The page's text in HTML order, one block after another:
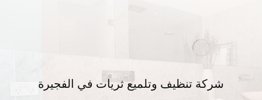
شركة تنظيف وتلميع ثريات في الفجيرة